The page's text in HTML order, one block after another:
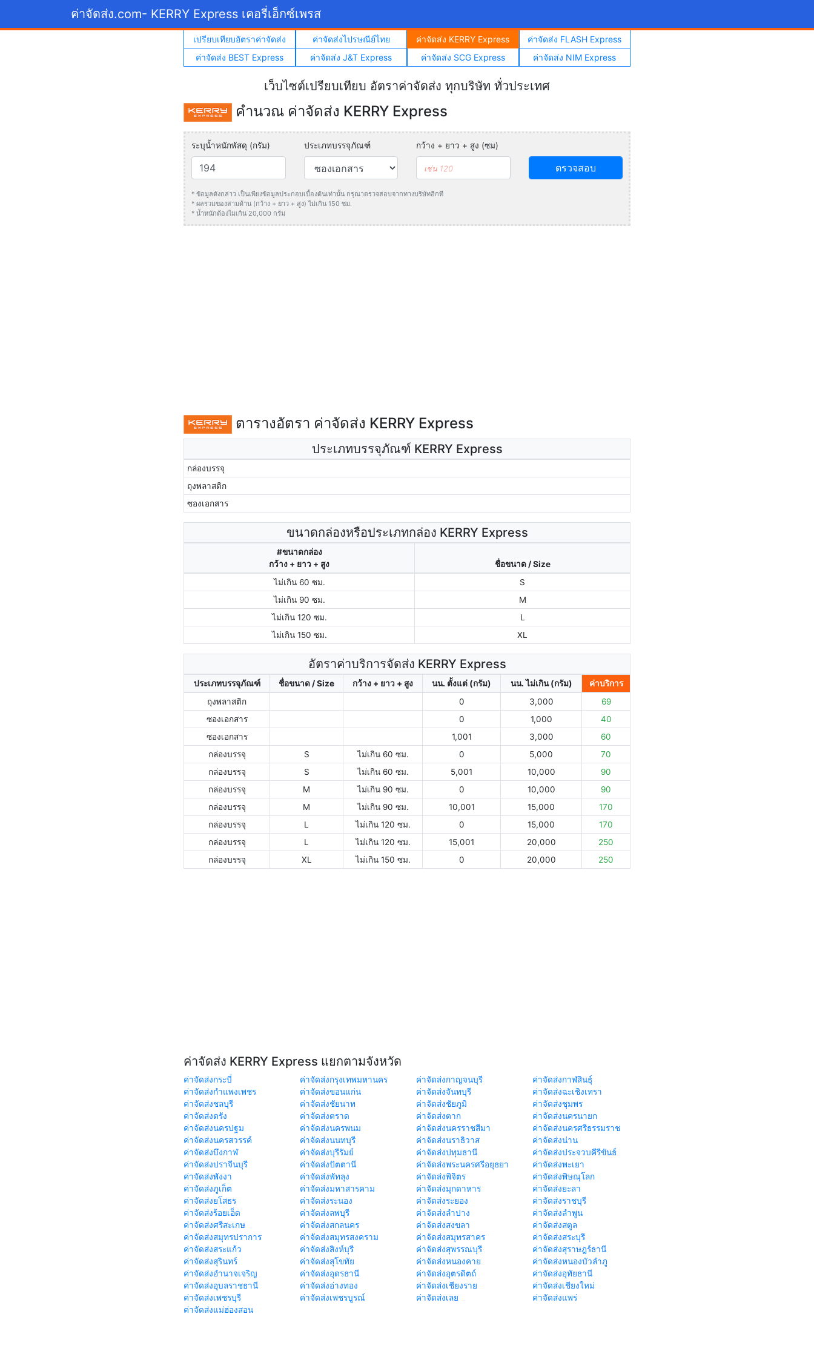
ค่าจัดส่ง.com- KERRY Express เคอรี่เอ็กซ์เพรส
เปรียบเทียบอัตราค่าจัดส่ง ค่าจัดส่งไปรษณีย์ไทย ค่าจัดส่ง KERRY Express
ค่าจัดส่ง FLASH Express
ค่าจัดส่ง BEST Express
ค่าจัดส่ง J&T Express ค่าจัดส่ง SCG Express ค่าจัดส่ง NIM Express
เว็บไซต์เปรียบเทียบ อัตราค่าจัดส่ง ทุกบริษัท ทั่วประเทศ
คำนวณ ค่าจัดส่ง KERRY Express
ระบุน้ำหนักพัสดุ (กรัม) ประเภทบรรจุภัณฑ์ กว้าง + ยาว + สูง (ซม)
ตรวจสอบ
* ข้อมูลดังกล่าว เป็นเพียงข้อมูลประกอบเบื้องต้นเท่านั้น กรุณาตรวจสอบจากทางบริษัทอีกที
* ผลรวมของสามด้าน (กว้าง + ยาว + สูง) ไม่เกิน 150 ซม.
* น้ำหนักต้องไมเกิน 20,000 กรัม
ตารางอัตรา ค่าจัดส่ง KERRY Express
ประเภทบรรจุภัณฑ์ KERRY Express
กล่องบรรจุ
ถุงพลาสติก
ซองเอกสาร
ขนาดกล่องหรือประเภทกล่อง KERRY Express
#ขนาดกล่อง
กว้าง + ยาว + สูง
ชื่อขนาด / Size
ไม่เกิน 60 ซม.
S
ไม่เกิน 90 ซม.
M
ไม่เกิน 120 ซม.
L
ไม่เกิน 150 ซม.
XL
อัตราค่าบริการจัดส่ง KERRY Express
ประเภทบรรจุภัณฑ์ ชื่อขนาด / Size กว้าง + ยาว + สูง นน. ตั้งแต่ (กรัม) นน. ไม่เกิน (กรัม)
ค่าบริการ
ถุงพลาสติก
0 3,000
69
ซองเอกสาร
0 1,000
40
ซองเอกสาร
1,001 3,000
60
กล่องบรรจุ
S ไม่เกิน 60 ซม. 0 5,000
70
กล่องบรรจุ
S ไม่เกิน 60 ซม. 5,001 10,000
90
กล่องบรรจุ
M ไม่เกิน 90 ซม. 0 10,000
90
กล่องบรรจุ
M ไม่เกิน 90 ซม. 10,001 15,000
170
กล่องบรรจุ
L ไม่เกิน 120 ซม. 0 15,000
170
กล่องบรรจุ
L ไม่เกิน 120 ซม. 15,001 20,000
250
กล่องบรรจุ
XL ไม่เกิน 150 ซม. 0 20,000 250
ค่าจัดส่ง KERRY Express แยกตามจังหวัด
ค่าจัดส่งกระบี่ ค่าจัดส่งกรุงเทพมหานคร ค่าจัดส่งกาญจนบุรี
ค่าจัดส่งกาฬสินธุ์
ค่าจัดส่งกำแพงเพชร
ค่าจัดส่งขอนแก่น ค่าจัดส่งจันทบุรี
ค่าจัดส่งฉะเชิงเทรา
ค่าจัดส่งชลบุรี
ค่าจัดส่งชัยนาท ค่าจัดส่งชัยภูมิ
ค่าจัดส่งชุมพร
ค่าจัดส่งตรัง
ค่าจัดส่งตราด ค่าจัดส่งตาก
ค่าจัดส่งนครนายก
ค่าจัดส่งนครปฐม
ค่าจัดส่งนครพนม ค่าจัดส่งนครราชสีมา
ค่าจัดส่งนครศรีธรรมราช
ค่าจัดส่งนครสวรรค์
ค่าจัดส่งนนทบุรี ค่าจัดส่งนราธิวาส
ค่าจัดส่งน่าน
ค่าจัดส่งบึงกาฬ
ค่าจัดส่งบุรีรัมย์ ค่าจัดส่งปทุมธานี
ค่าจัดส่งประจวบคีรีขันธ์
ค่าจัดส่งปราจีนบุรี
ค่าจัดส่งปัตตานี ค่าจัดส่งพระนครศรีอยุธยา
ค่าจัดส่งพะเยา
ค่าจัดส่งพังงา
ค่าจัดส่งพัทลุง ค่าจัดส่งพิจิตร
ค่าจัดส่งพิษณุโลก
ค่าจัดส่งภูเก็ต
ค่าจัดส่งมหาสารคาม ค่าจัดส่งมุกดาหาร
ค่าจัดส่งยะลา
ค่าจัดส่งยโสธร
ค่าจัดส่งระนอง ค่าจัดส่งระยอง
ค่าจัดส่งราชบุรี
ค่าจัดส่งร้อยเอ็ด
ค่าจัดส่งลพบุรี ค่าจัดส่งลำปาง
ค่าจัดส่งลำพูน
ค่าจัดส่งศรีสะเกษ
ค่าจัดส่งสกลนคร ค่าจัดส่งสงขลา
ค่าจัดส่งสตูล
ค่าจัดส่งสมุทรปราการ
ค่าจัดส่งสมุทรสงคราม ค่าจัดส่งสมุทรสาคร
ค่าจัดส่งสระบุรี
ค่าจัดส่งสระแก้ว
ค่าจัดส่งสิงห์บุรี ค่าจัดส่งสุพรรณบุรี
ค่าจัดส่งสุราษฎร์ธานี
ค่าจัดส่งสุรินทร์
ค่าจัดส่งสุโขทัย ค่าจัดส่งหนองคาย
ค่าจัดส่งหนองบัวลำภู
ค่าจัดส่งอำนาจเจริญ
ค่าจัดส่งอุดรธานี ค่าจัดส่งอุตรดิตถ์
ค่าจัดส่งอุทัยธานี
ค่าจัดส่งอุบลราชธานี
ค่าจัดส่งอ่างทอง ค่าจัดส่งเชียงราย
ค่าจัดส่งเชียงใหม่
ค่าจัดส่งเพชรบุรี
ค่าจัดส่งเพชรบูรณ์ ค่าจัดส่งเลย
ค่าจัดส่งแพร่
ค่าจัดส่งแม่ฮ่องสอน